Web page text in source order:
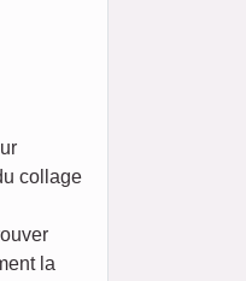
collage
la